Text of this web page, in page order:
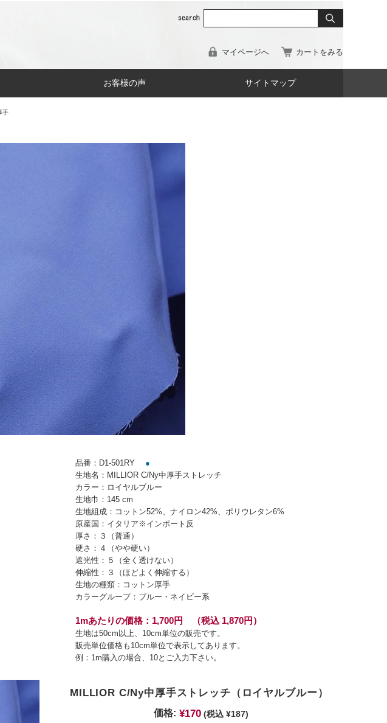
マイページへ カートをみる
お客様の声 サイトマップ
手
品番：D1-501RY ●
生地名：MILLIOR C/Ny中厚手ストレッチ
カラー：ロイヤルブルー
生地巾：145 cm
生地組成：コットン52%、ナイロン42%、ポリウレタン6%
原産国：イタリア※インポート反
厚さ：３（普通）
硬さ：４（やや硬い）
遮光性：５（全く透けない）
伸縮性：３（ほどよく伸縮する）
生地の種類：コットン厚手
カラーグループ：ブルー・ネイビー系
1mあたりの価格：1,700円 （税込 1,870円）
生地は50cm以上、10cm単位の販売です。
販売単位価格も10cm単位で表示してあります。
例：1m購入の場合、10とご入力下さい。
MILLIOR C/Ny中厚手ストレッチ（ロイヤルブルー）
価格: ¥170 (税込 ¥187)